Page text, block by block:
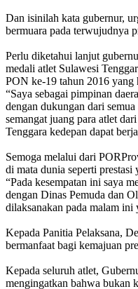
Dan isinilah kata gubernur,
bermuara pada terwujudnya
Perlu diketahui lanjut
medali atlet Sulawesi
PON ke-19 tahun 2016 yang
“Saya sebagai pimpinan
dengan dukungan dari
semangat juang para atlet
Tenggara kedepan dapat
Semoga melalui dari
di mata dunia seperti
“Pada kesempatan ini saya
dengan Dinas Pemuda dan
dilaksanakan pada malam
Kepada Panitia Pelaksana,
bermanfaat bagi kemajuan
Kepada seluruh atlet,
mengingatkan bahwa bukan